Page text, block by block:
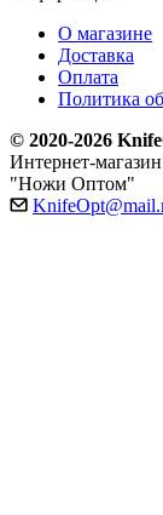
О магазине
Доставка
Оплата
Политика
© 2020-2026
Интернет-магазин
"Ножи Оптом"